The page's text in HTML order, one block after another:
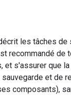
les tâches de
recommandé de
et s'assurer que
et de
composants),